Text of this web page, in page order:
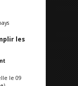
les
le 09